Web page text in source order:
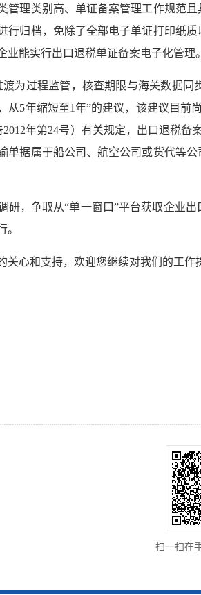
管理类别高、单证备案管理工作规范
行归档，免除了全部电子单证打印纸
能实行出口退税单证备案电子化管理。
为过程监管，核查期限与海关数据
从5年缩短至1年”的建议，该建议目
年第24号）有关规定，出口退税
单据属于船公司、航空公司或货代等
研，争取从“单一窗口”平台获取企业
。
关心和支持，欢迎您继续对我们的工作
扫一扫在